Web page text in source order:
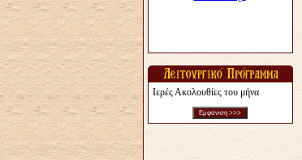
Ιερές Ακολουθίες του μήνα